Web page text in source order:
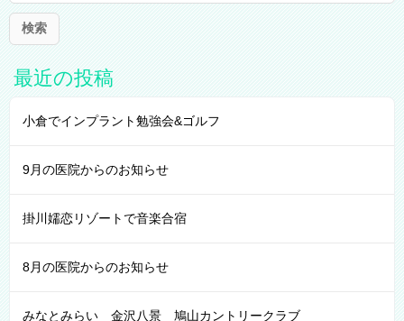
:
最近の投稿
小倉でインプラント勉強会&ゴルフ
9月の医院からのお知らせ
掛川嬬恋リゾートで音楽合宿
8月の医院からのお知らせ
みなとみらい 金沢八景 鳩山カントリークラブ